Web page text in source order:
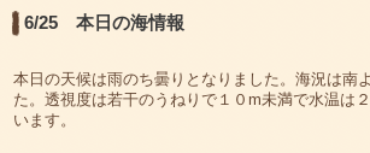
6/25 本日の海情報
本日の天候は雨のち曇りとなりました。海況は南
た。透視度は若干のうねりで１０m未満で水温は
います。